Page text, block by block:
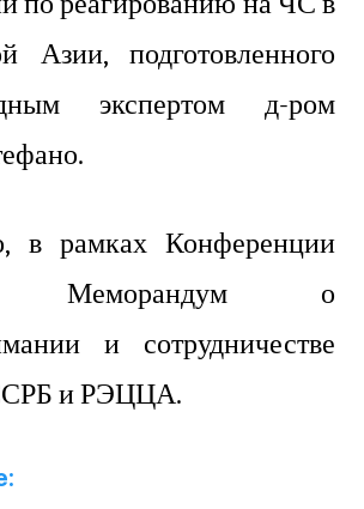
Азии, подготовленного
экспертом д-ром
в рамках Конференции
Меморандум о
и сотрудничестве
и РЭЦЦА.